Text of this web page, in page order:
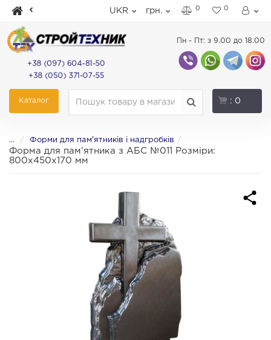
UKR грн. 0 0
+38 (097) 604-81-50
+38 (050) 371-07-55
Пн - Пт: з 9.00 до 18.00
Каталог : 0
... Форми для пам'ятників і надгробків
Форма для пам'ятника з АБС №011 Розміри:
800х450х170 мм